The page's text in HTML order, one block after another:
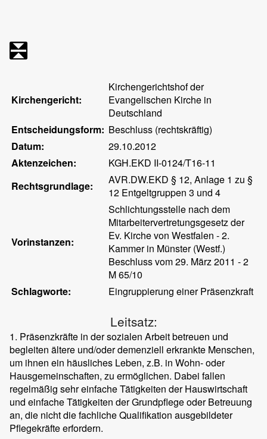
Kirchengericht:
Kirchengerichtshof der
Evangelischen Kirche in
Deutschland
Entscheidungsform: Beschluss (rechtskräftig)
Datum:
29.10.2012
Aktenzeichen:
KGH.EKD II-0124/T16-11
Rechtsgrundlage:
AVR.DW.EKD § 12, Anlage 1 zu §
12 Entgeltgruppen 3 und 4
Vorinstanzen:
Schlichtungsstelle nach dem
Mitarbeitervertretungsgesetz der
Ev. Kirche von Westfalen - 2.
Kammer in Münster (Westf.)
Beschluss vom 29. März 2011 - 2
M 65/10
Schlagworte:
Eingruppierung einer Präsenzkraft
Leitsatz:
1. Präsenzkräfte in der sozialen Arbeit betreuen und
begleiten ältere und/oder demenziell erkrankte Menschen,
um ihnen ein häusliches Leben, z.B. in Wohn- oder
Hausgemeinschaften, zu ermöglichen. Dabei fallen
regelmäßig sehr einfache Tätigkeiten der Hauswirtschaft
und einfache Tätigkeiten der Grundpflege oder Betreuung
an, die nicht die fachliche Qualifikation ausgebildeter
Pflegekräfte erfordern.